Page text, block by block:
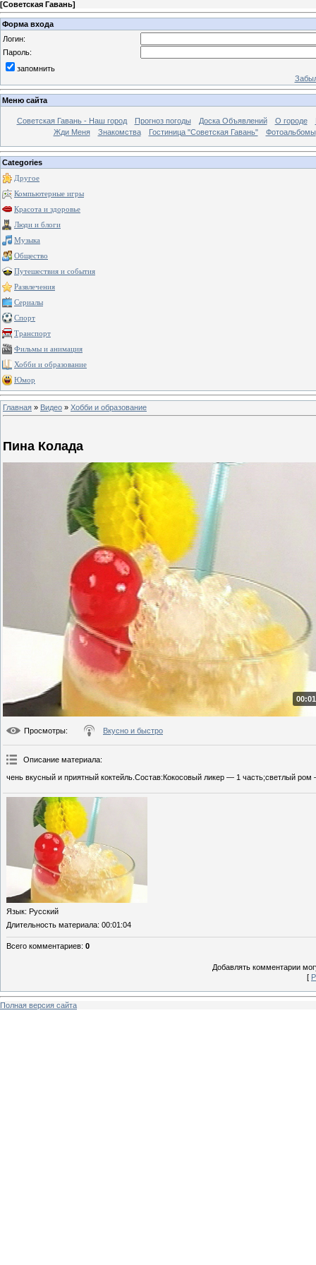
[Советская Гавань]
Форма входа
Логин:
Пароль:
запомнить
Меню сайта
Советская Гавань - Наш город Прогноз погоды Доска Объявлений О городе
Жди Меня
Знакомства Гостиница "Советская Гавань" Фотоальбомы
Categories
Другое
Компьютерные игры
Красота и здоровье
Люди и блоги
Музыка
Общество
Путешествия и события
Развлечения
Сериалы
Спорт
Транспорт
Фильмы и анимация
Хобби и образование
Юмор
Главная » Видео » Хобби и образование
Пина Колада
Просмотры: Вкусно и быстро
Описание материала:
чень вкусный и приятный коктейль.Состав:Кокосовый ликер — 1 часть;светлый
Язык: Русский
Длительность материала: 00:01:04
Всего комментариев: 0
Добавлять комментарии
[
Полная версия сайта